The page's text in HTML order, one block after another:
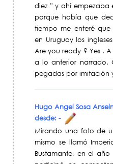
diez " y ahí empezaba
porque había que
tiempo me enteré
en Uruguay los
Are you ready ? Yes .
a lo anterior narrado.
pegadas por imitación
Hugo Angel Sosa
desde: -
Mirando una foto de
mismo se llamó
Bustamante, en el